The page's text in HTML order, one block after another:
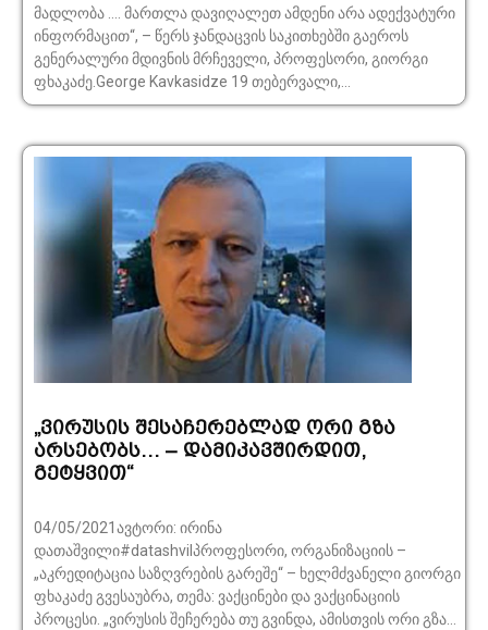
მადლობა …. მართლა დავიღალეთ ამდენი არა ადექვატური
ინფორმაცით“, – წერს ჯანდაცვის საკითხებში გაეროს
გენერალური მდივნის მრჩეველი, პროფესორი, გიორგი
ფხაკაძე.George Kavkasidze 19 თებერვალი,...
„ვირუსის შესაჩერებლად ორი გზა
არსებობს… – დამიკავშირდით,
გეტყვით“
04/05/2021ავტორი: ირინა
დათაშვილი#datashvilპროფესორი, ორგანიზაციის –
„აკრედიტაცია საზღვრების გარეშე“ – ხელმძვანელი გიორგი
ფხაკაძე გვესაუბრა, თემა: ვაქცინები და ვაქცინაციის
პროცესი. „ვირუსის შეჩერება თუ გვინდა, ამისთვის ორი გზა...